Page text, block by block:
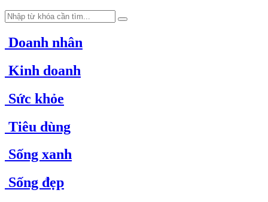
Doanh nhân
Kinh doanh
Sức khỏe
Tiêu dùng
Sống xanh
Sống đẹp